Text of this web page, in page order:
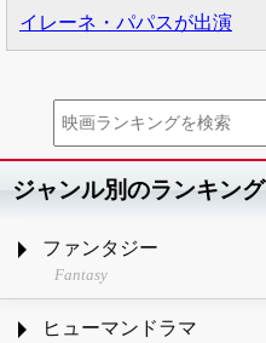
イレーネ・パパスが出演
ジャンル別のランキング
ファンタジー
Fantasy
ヒューマンドラマ